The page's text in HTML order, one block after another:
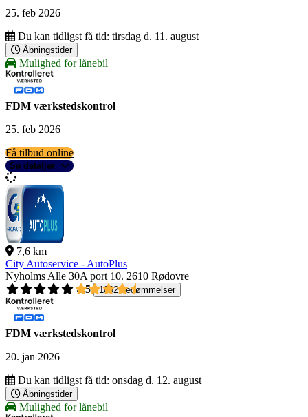
25. feb 2026
Du kan tidligst få tid: tirsdag d. 11. august
Åbningstider
Mulighed for lånebil
FDM værkstedskontrol
25. feb 2026
Få tilbud online
Se detaljer
7,6 km
City Autoservice - AutoPlus
Nyholms Alle 30A port 10. 2610 Rødovre
4,5
1092 bedømmelser
FDM værkstedskontrol
20. jan 2026
Du kan tidligst få tid: onsdag d. 12. august
Åbningstider
Mulighed for lånebil